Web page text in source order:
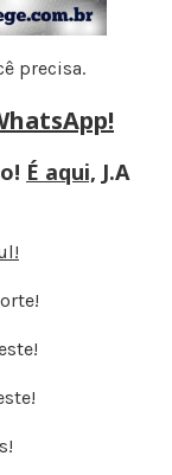
precisa.
É aqui, J.A